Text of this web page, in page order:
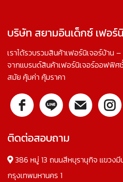
บริษัท สยามอินเด็กซ์ เฟอร์
เราได้รวบรวมสินค้าเฟอร์นิเจอร์บ้าน
จากแบรนด์สินค้าเฟอร์นิเจอร์ออฟฟิ
สมัย คุ้มค่า คุ้มราคา
ติดต่อสอบถาม
386 หมู่ 13 ถนนสีหบุรานุกิจ แขวงมี
กรุงเทพมหานคร 1